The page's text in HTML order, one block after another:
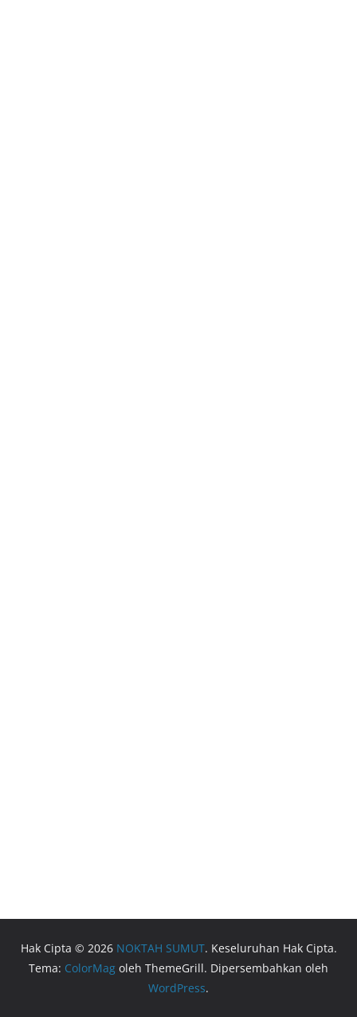
Hak Cipta © 2026 NOKTAH SUMUT. Keseluruhan Hak Cipta.
Tema: ColorMag oleh ThemeGrill. Dipersembahkan oleh
WordPress.